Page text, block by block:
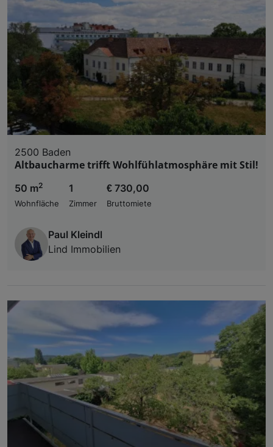
2500 Baden
Altbaucharme trifft Wohlfühlatmosphäre mit Stil!
50 m2
Wohnfläche
1
Zimmer
€ 730,00
Bruttomiete
Paul Kleindl
Lind Immobilien